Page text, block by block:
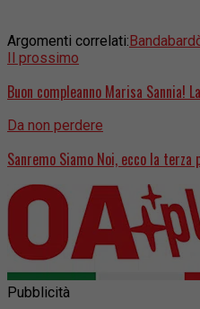
Argomenti correlati:
Il prossimo
Buon compleanno Marisa Sannia!
Da non perdere
Sanremo Siamo Noi, ecco la
Pubblicità